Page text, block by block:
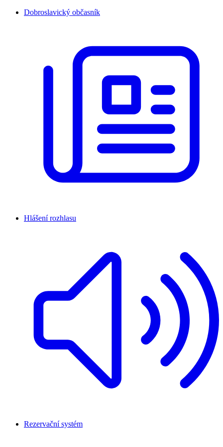
Dobroslavický občasník
Hlášení rozhlasu
Rezervační systém